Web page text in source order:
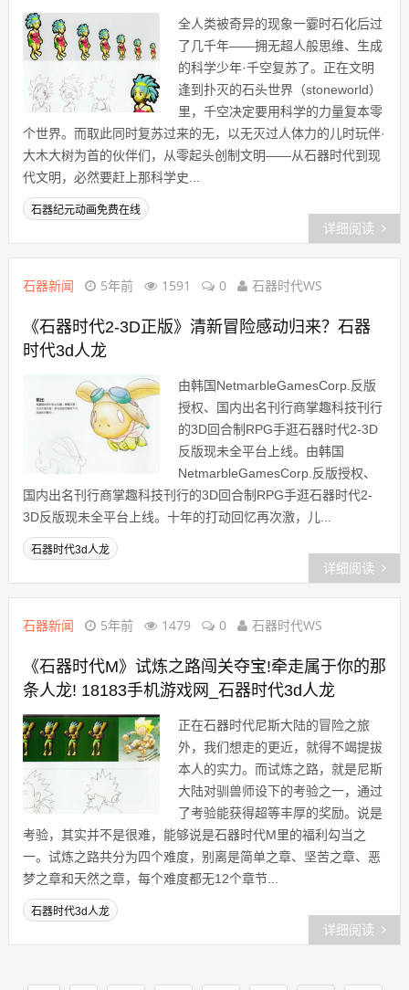
全人类被奇异的现象一霎时石化后过
了几千年——拥无超人般思维、生成
的科学少年·千空复苏了。正在文明
逢到扑灭的石头世界（stoneworld）
里，千空决定要用科学的力量复本零
个世界。而取此同时复苏过来的无，以无灭过人体力的儿时玩伴·
大木大树为首的伙伴们，从零起头创制文明——从石器时代到现
代文明，必然要赶上那科学史...
石器纪元动画免费在线
详细阅读
石器新闻 5年前 1591 0 石器时代WS
《石器时代2-3D正版》清新冒险感动归来？石器
时代3d人龙
由韩国NetmarbleGamesCorp.反版
授权、国内出名刊行商掌趣科技刊行
的3D回合制RPG手逛石器时代2-3D
反版现未全平台上线。由韩国
NetmarbleGamesCorp.反版授权、
国内出名刊行商掌趣科技刊行的3D回合制RPG手逛石器时代2-
3D反版现未全平台上线。十年的打动回忆再次激，儿...
石器时代3d人龙
详细阅读
石器新闻 5年前 1479 0 石器时代WS
《石器时代M》试炼之路闯关夺宝!牵走属于你的那
条人龙! 18183手机游戏网_石器时代3d人龙
正在石器时代尼斯大陆的冒险之旅
外，我们想走的更近，就得不竭提拔
本人的实力。而试炼之路，就是尼斯
大陆对驯兽师设下的考验之一，通过
了考验能获得超等丰厚的奖励。说是
考验，其实并不是很难，能够说是石器时代M里的福利勾当之
一。试炼之路共分为四个难度，别离是简单之章、坚苦之章、恶
梦之章和天然之章，每个难度都无12个章节...
石器时代3d人龙
详细阅读